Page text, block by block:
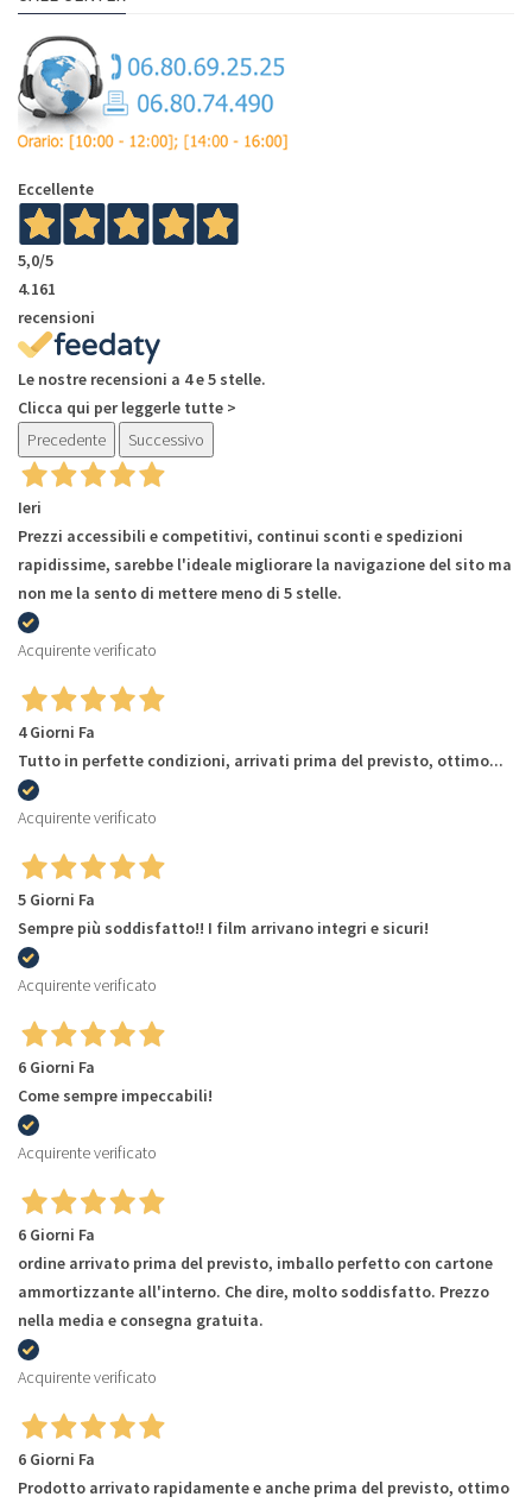
Eccellente
5,0/5
4.161
recensioni
Le nostre recensioni a 4 e 5 stelle.
Clicca qui per leggerle tutte >
Precedente
Successivo
Ieri
Prezzi accessibili e competitivi, continui sconti e spedizioni
rapidissime, sarebbe l'ideale migliorare la navigazione del sito ma
non me la sento di mettere meno di 5 stelle.
Acquirente verificato
4 Giorni Fa
Tutto in perfette condizioni, arrivati prima del previsto, ottimo...
Acquirente verificato
5 Giorni Fa
Sempre più soddisfatto!! I film arrivano integri e sicuri!
Acquirente verificato
6 Giorni Fa
Come sempre impeccabili!
Acquirente verificato
6 Giorni Fa
ordine arrivato prima del previsto, imballo perfetto con cartone
ammortizzante all'interno. Che dire, molto soddisfatto. Prezzo
nella media e consegna gratuita.
Acquirente verificato
6 Giorni Fa
Prodotto arrivato rapidamente e anche prima del previsto, ottimo